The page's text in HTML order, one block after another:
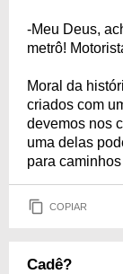
-Meu Deus,
metrô!
Moral da
criados com
devemos nos
uma delas
para
COPIAR
Cadê?